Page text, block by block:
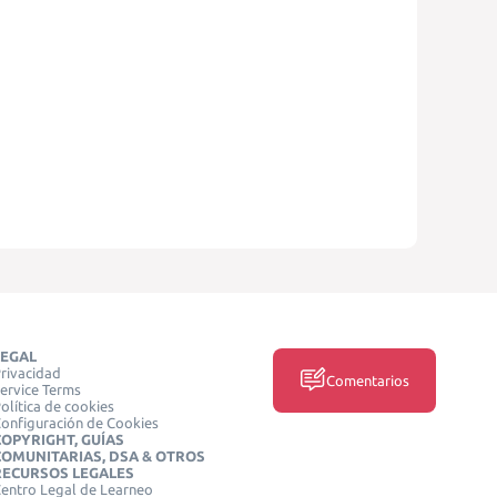
Terms
de cookies
de Cookies
GUÍAS
DSA & OTROS
LEGALES
Legal de Learneo
Comentarios